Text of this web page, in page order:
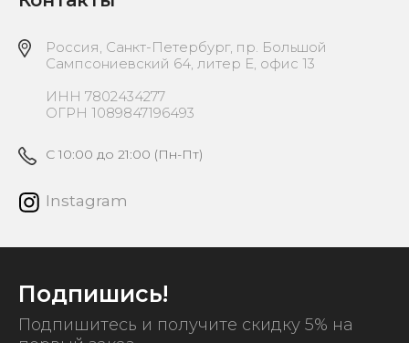
Россия, Санкт-Петербург, пр. Большой
Сампсониевский 64, литер Е, офис 13
ИНН 7802434277
ОГРН 1089847196493
C 10:00 до 21:00 (Пн-Пт)
Instagram
Подпишись!
Подпишитесь и получите скидку 5% на